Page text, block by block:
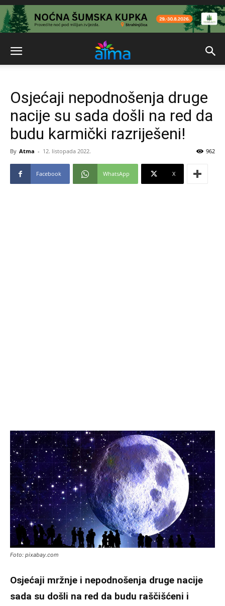
Osjećaji nepodnošenja druge
nacije su sada došli na red da
budu karmički razriješeni!
By Atma - 12. listopada 2022. 962
Facebook WhatsApp X
Foto: pixabay.com
Osjećaji mržnje i nepodnošenja druge nacije
sada su došli na red da budu raščišćeni i